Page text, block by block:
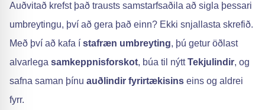
Auðvitað krefst það trausts samstarfsaðila að sigla þessari
umbreytingu, því að gera það einn? Ekki snjallasta skrefið.
Með því að kafa í stafræn umbreyting, þú getur öðlast
alvarlega samkeppnisforskot, búa til nýttTekjulindir, og
safna saman þínu auðlindir fyrirtækisins eins og aldrei
fyrr.